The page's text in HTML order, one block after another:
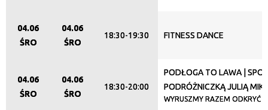
04.06
ŚRO
04.06
ŚRO
18:30-19:30 FITNESS DANCE
04.06
ŚRO
04.06
ŚRO
18:30-20:00
PODŁOGA TO LAWA |
PODRÓŻNICZKĄ JULIĄ
WYRUSZMY RAZEM ODKRYĆ